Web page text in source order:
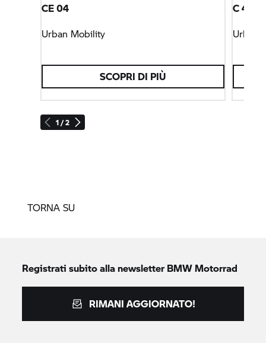
1 / 2
CE 04
Urban Mobility
SCOPRI DI PIÙ
C 400
Urban
TORNA SU
Registrati subito alla newsletterBMW Motorrad
RIMANI AGGIORNATO!